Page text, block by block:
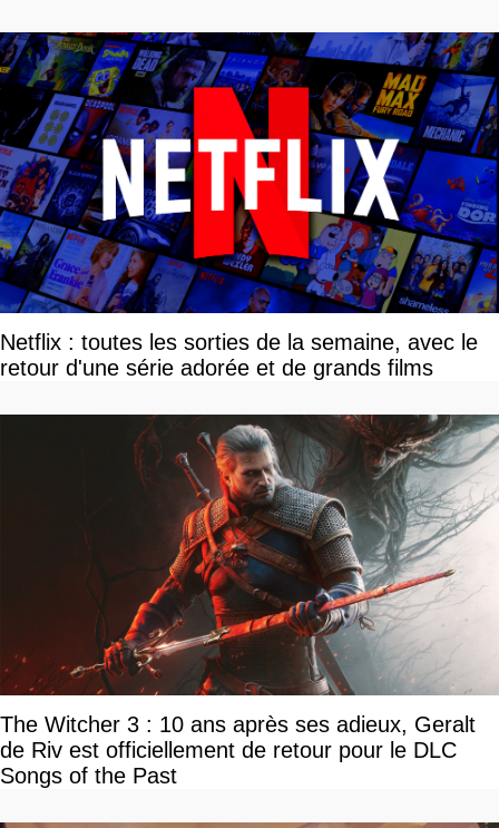
Netflix : toutes les sorties de la semaine, avec le
retour d'une série adorée et de grands films
The Witcher 3 : 10 ans après ses adieux, Geralt
de Riv est officiellement de retour pour le DLC
Songs of the Past